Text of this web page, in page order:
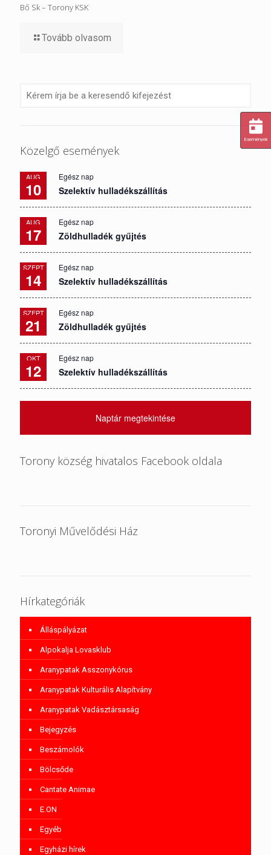
Bő Sk – Torony KSK
Tovább olvasom
Közelgő események
AUG
10
Egész nap
Szelektív hulladékszállítás
AUG
17
Egész nap
Zöldhulladék gyűjtés
SZEPT
14
Egész nap
Szelektív hulladékszállítás
SZEPT
21
Egész nap
Zöldhulladék gyűjtés
OKT
12
Egész nap
Szelektív hulladékszállítás
Naptár megtekintése
Torony község hivatalos Facebook oldala
Toronyi Művelődési Ház
Hírkategóriák
Álláspályázat
Alpokalja Lovasklub
Aranypatak Asszonykórus
Aranypatak Kulturális Alapítvány
Aranypatak Vadásztársaság
Bejegyzés
Beszámolók
Bölcsőde
Cantate Animae
E.ON
Egyéb
Egyházi hírek
Események